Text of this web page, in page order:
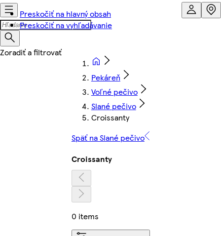
Preskočiť na hlavný obsah
Preskočiť na vyhľadávanie
Pekáreň
Voľné pečivo
Slané pečivo
Croissanty
Späť na Slané pečivo
Croissanty
0 items